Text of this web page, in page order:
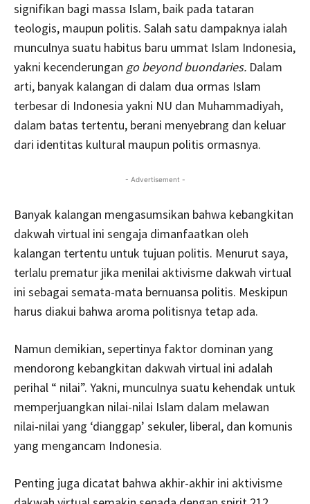
signifikan bagi massa Islam, baik pada tataran
teologis, maupun politis. Salah satu dampaknya ialah
munculnya suatu habitus baru ummat Islam Indonesia,
yakni kecenderungan go beyond buondaries. Dalam
arti, banyak kalangan di dalam dua ormas Islam
terbesar di Indonesia yakni NU dan Muhammadiyah,
dalam batas tertentu, berani menyebrang dan keluar
dari identitas kultural maupun politis ormasnya.
- Advertisement -
Banyak kalangan mengasumsikan bahwa kebangkitan
dakwah virtual ini sengaja dimanfaatkan oleh
kalangan tertentu untuk tujuan politis. Menurut saya,
terlalu prematur jika menilai aktivisme dakwah virtual
ini sebagai semata-mata bernuansa politis. Meskipun
harus diakui bahwa aroma politisnya tetap ada.
Namun demikian, sepertinya faktor dominan yang
mendorong kebangkitan dakwah virtual ini adalah
perihal “ nilai”. Yakni, munculnya suatu kehendak untuk
memperjuangkan nilai-nilai Islam dalam melawan
nilai-nilai yang ‘dianggap’ sekuler, liberal, dan komunis
yang mengancam Indonesia.
Penting juga dicatat bahwa akhir-akhir ini aktivisme